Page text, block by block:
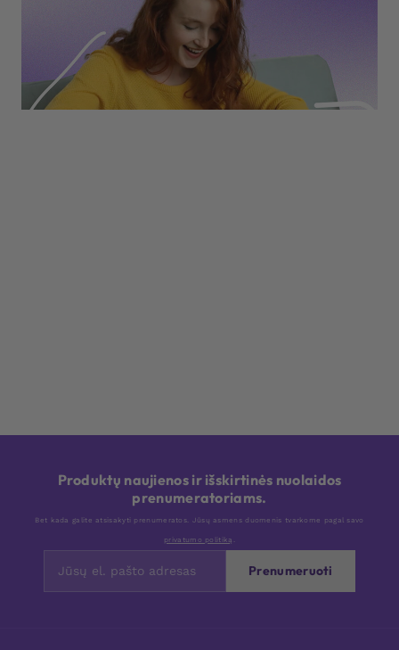
Produktų naujienos ir išskirtinės nuolaidos
prenumeratoriams.
Bet kada galite atsisakyti prenumeratos. Jūsų asmens duomenis tvarkome pagal savo
privatumo politiką .
Prenumeruoti